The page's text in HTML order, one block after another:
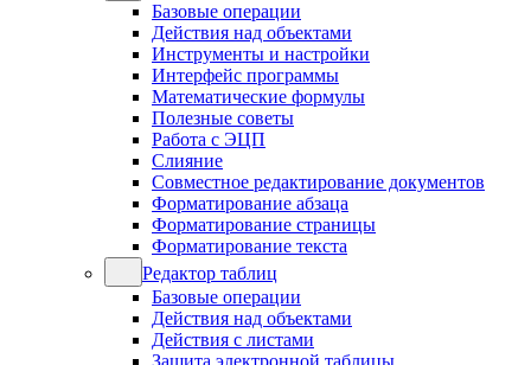
Базовые операции
Действия над объектами
Инструменты и настройки
Интерфейс программы
Математические формулы
Полезные советы
Работа с ЭЦП
Слияние
Совместное редактирование документов
Форматирование абзаца
Форматирование страницы
Форматирование текста
Редактор таблиц
Базовые операции
Действия над объектами
Действия с листами
Защита электронной таблицы